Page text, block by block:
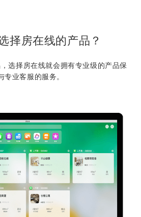
择房在线的产品？
选择房在线就会拥有专业级的产品保
专业客服的服务。